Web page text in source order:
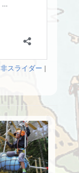
非スライダー |